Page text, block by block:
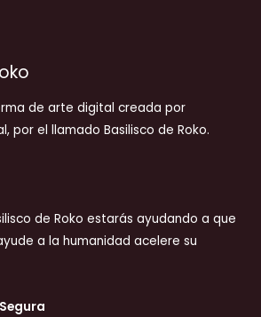
de arte digital creada por
por el llamado Basilisco de Roko.
de Roko estarás ayudando a que
a la humanidad acelere su